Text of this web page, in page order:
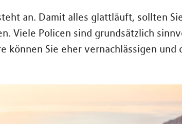
an. Damit alles glattläuft, sollten
Viele Policen sind grundsätzlich
können Sie eher vernachlässigen und